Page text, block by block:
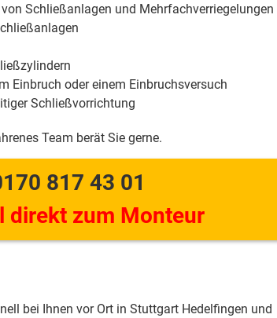
Schließanlagen und Mehrfachverriegelungen
Einbruch oder einem Einbruchsversuch
Schließvorrichtung
Team berät Sie gerne.
817 43 01
direkt zum Monteur
bei Ihnen vor Ort in Stuttgart Hedelfingen und